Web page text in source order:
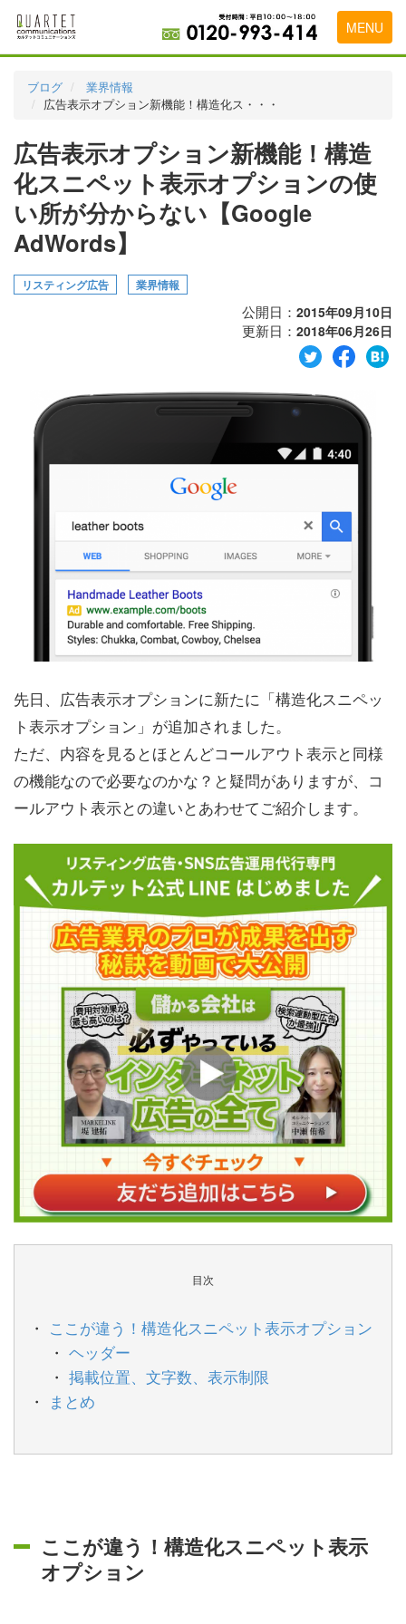
MENU
料金表
実績・お客様の声
初めて導入をお考えの方
代理店の乗り換えをお考えの方
広告代理店・HP制作会社様へ
お申し込みから運用開始までの流れ
ブログ
業界情報
広告表示オプション新機能！構造化ス・・・
広告表示オプション新機能！構造
化スニペット表示オプションの使
い所が分からない【Google
AdWords】
リスティング広告 業界情報
公開日： 2015年09月10日
更新日： 2018年06月26日
先日、広告表示オプションに新たに「構造化スニペッ
ト表示オプション」が追加されました。
ただ、内容を見るとほとんどコールアウト表示と同様
の機能なので必要なのかな？と疑問がありますが、コ
ールアウト表示との違いとあわせてご紹介します。
目次
ここが違う！構造化スニペット表示オプション
ヘッダー
掲載位置、文字数、表示制限
まとめ
ここが違う！構造化スニペット表示
オプション